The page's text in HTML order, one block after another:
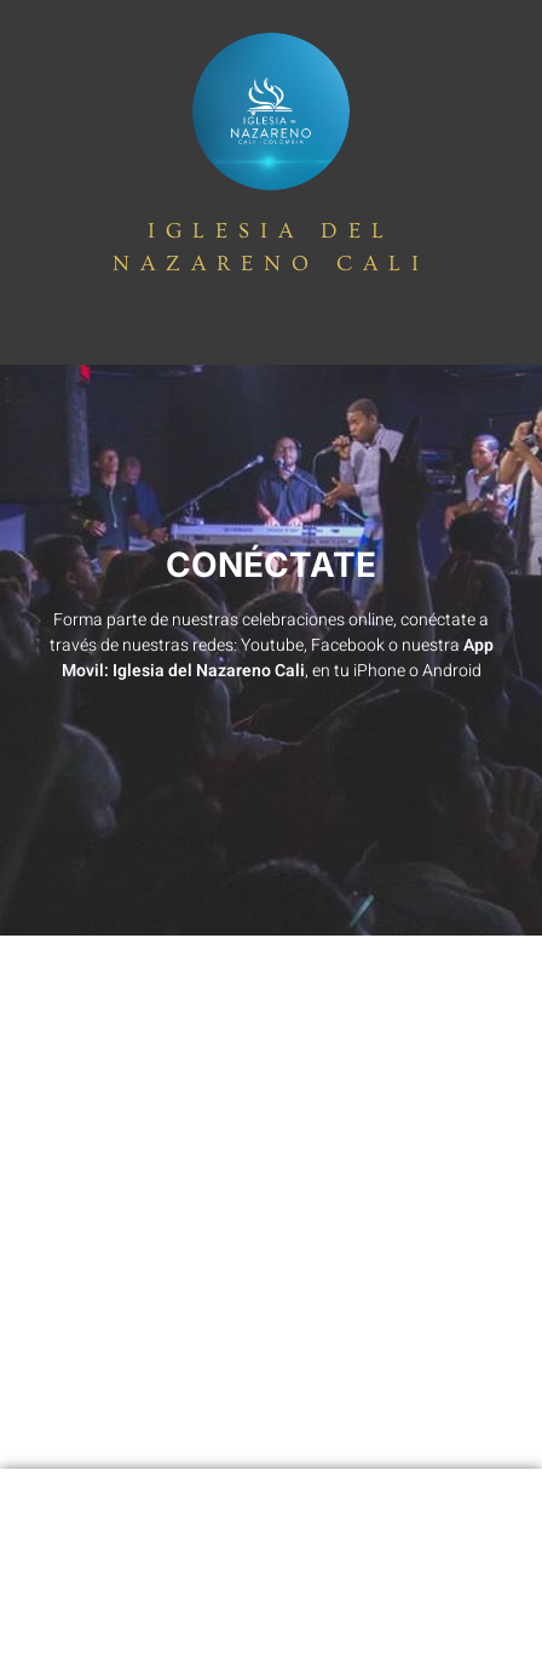
IGLESIA DEL
NAZARENO CALI
CONÉCTATE
Forma parte de nuestras celebraciones online, conéctate a
través de nuestras redes: Youtube, Facebook o nuestraApp
Movil: Iglesia del Nazareno Cali, en tu iPhone o Android